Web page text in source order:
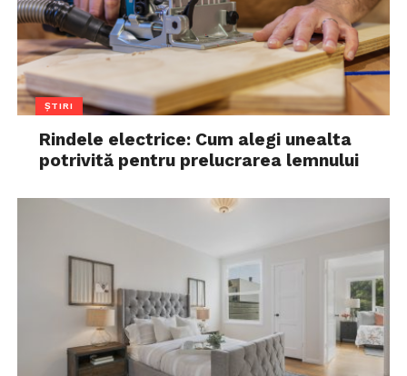
ȘTIRI
Rindele electrice: Cum alegi unealta
potrivită pentru prelucrarea lemnului